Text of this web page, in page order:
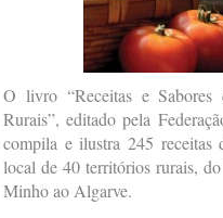
O livro “Receitas e Sabores
Rurais”, editado pela
compila e ilustra 245 receitas
local de 40 territórios rurais,
Minho ao Algarve.